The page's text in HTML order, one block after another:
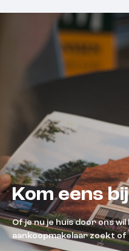
Kom eens
Of je nu je huis door ons
aankoopmakelaar zoekt of